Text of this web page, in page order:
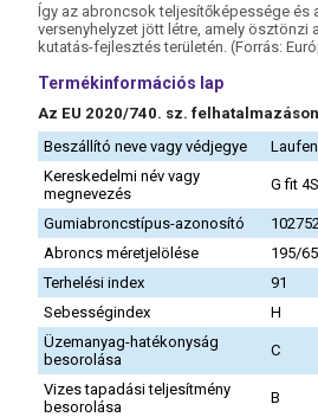
Így az abroncsok teljesítőképessége és
versenyhelyzet jött létre, amely ösztönzi
kutatás-fejlesztés területén. (Forrás:
Termékinformációs lap
Az EU 2020/740. sz.
Beszállító neve vagy védjegye
Kereskedelmi név vagy
megnevezés
G fit 4S
Gumiabroncstípus-azonosító
Abroncs méretjelölése
195/
Terhelési index
91
Sebességindex
H
Üzemanyag-hatékonyság
besorolása
C
Vizes tapadási teljesítmény
besorolása
B